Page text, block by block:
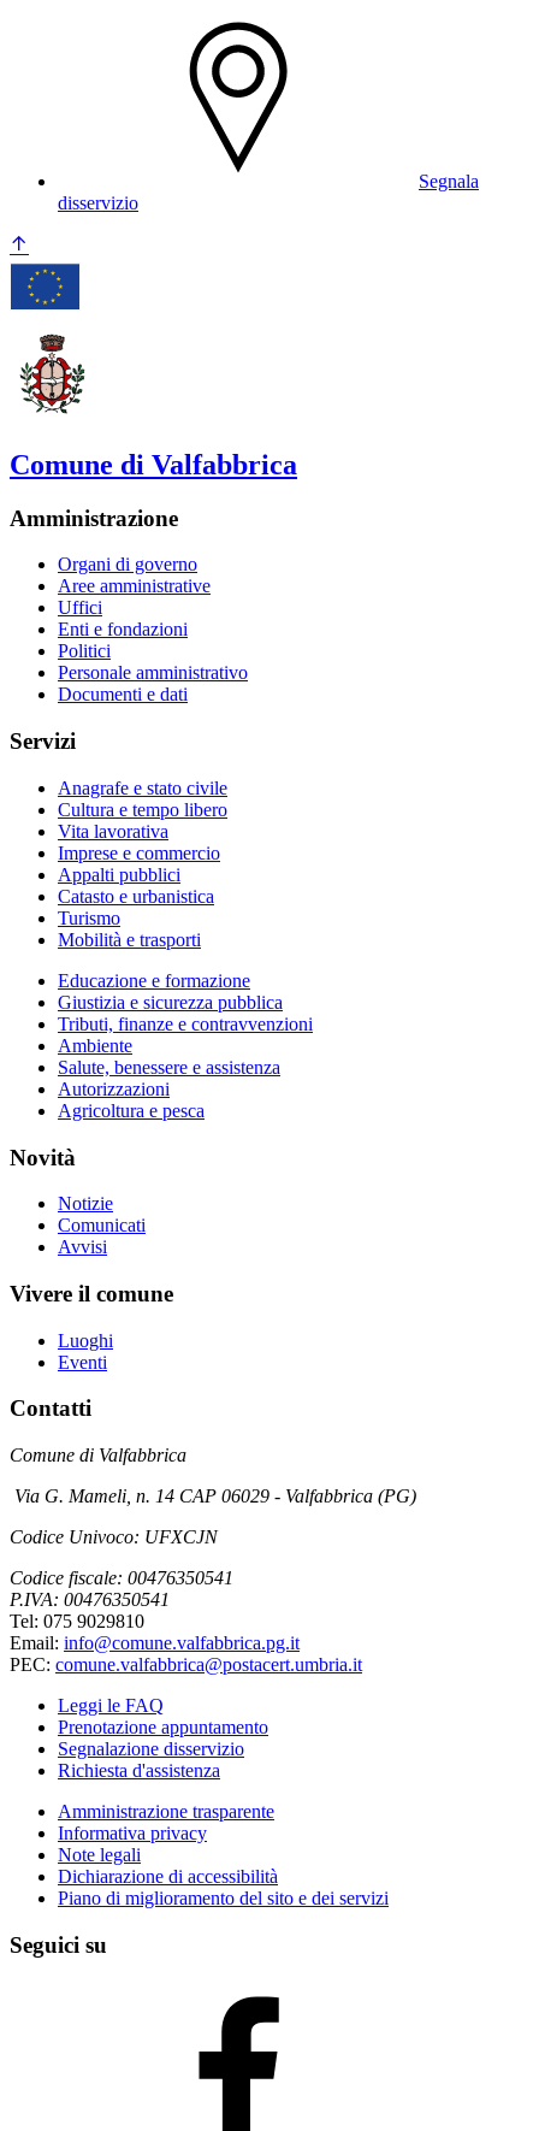
Segnala
disservizio
Comune di Valfabbrica
Amministrazione
Organi di governo
Aree amministrative
Uffici
Enti e fondazioni
Politici
Personale amministrativo
Documenti e dati
Servizi
Anagrafe e stato civile
Cultura e tempo libero
Vita lavorativa
Imprese e commercio
Appalti pubblici
Catasto e urbanistica
Turismo
Mobilità e trasporti
Educazione e formazione
Giustizia e sicurezza pubblica
Tributi, finanze e contravvenzioni
Ambiente
Salute, benessere e assistenza
Autorizzazioni
Agricoltura e pesca
Novità
Notizie
Comunicati
Avvisi
Vivere il comune
Luoghi
Eventi
Contatti
Comune di Valfabbrica
Via G. Mameli, n. 14 CAP 06029 - Valfabbrica (PG)
Codice Univoco: UFXCJN
Codice fiscale: 00476350541
P.IVA: 00476350541
Tel: 075 9029810
Email: info@comune.valfabbrica.pg.it
PEC: comune.valfabbrica@postacert.umbria.it
Leggi le FAQ
Prenotazione appuntamento
Segnalazione disservizio
Richiesta d'assistenza
Amministrazione trasparente
Informativa privacy
Note legali
Dichiarazione di accessibilità
Piano di miglioramento del sito e dei servizi
Seguici su